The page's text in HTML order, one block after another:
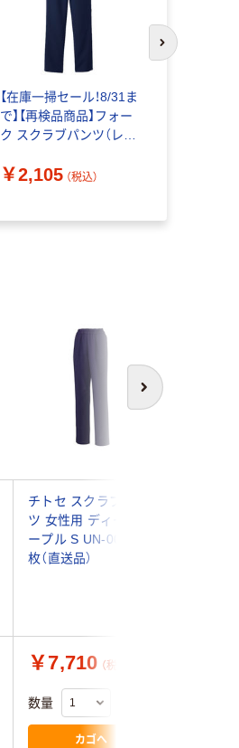
【在庫一掃セール！8/31ま
で】【再検品商品】フォー
ク スクラブパンツ（レデ
ダークネイビー L
￥2,105 （税込）
次のスライド
次へ
チトセ スクラブパン
ツ 女性用 ディープパ
ープル S UN-0072 1
枚（直送品）
￥7,710 （税込）
数量
カゴへ